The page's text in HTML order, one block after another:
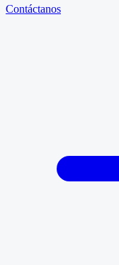
Contáctanos